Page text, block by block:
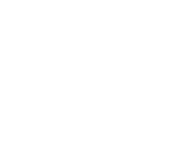
8) Un călător parcurge în 7
parcurge în 6 ore mergând cu
de portocale costǎ 33
În 13 drumuri, un camion
10 muncitori terminǎ o
aceeaşi lucrare 2 muncitori,
25 de iepuri mǎnâncǎ
câte zile vor mânca morcovii de